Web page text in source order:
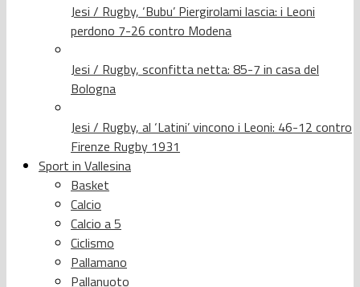
Jesi / Rugby, ‘Bubu’ Piergirolami lascia: i Leoni
perdono 7-26 contro Modena
Jesi / Rugby, sconfitta netta: 85-7 in casa del
Bologna
Jesi / Rugby, al ‘Latini’ vincono i Leoni: 46-12 contro
Firenze Rugby 1931
Sport in Vallesina
Basket
Calcio
Calcio a 5
Ciclismo
Pallamano
Pallanuoto